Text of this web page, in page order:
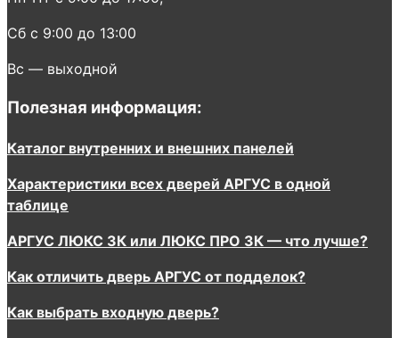
Сб с 9:00 до 13:00
Вс — выходной
Полезная информация:
Каталог внутренних и внешних панелей
Характеристики всех дверей АРГУС в одной
таблице
АРГУС ЛЮКС 3К или ЛЮКС ПРО 3К — что лучше?
Как отличить дверь АРГУС от подделок?
Как выбрать входную дверь?